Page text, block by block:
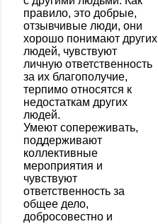
правило, это добрые,
отзывчивые люди, они
хорошо понимают других
людей, чувствуют
личную ответственность
за их благополучие,
терпимо относятся к
недостаткам других
людей.
Умеют сопереживать,
поддерживают
коллективные
мероприятия и
чувствуют
ответственность за
общее дело,
добросовестно и